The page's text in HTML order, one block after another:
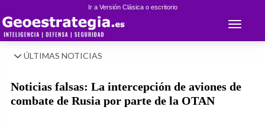
Ir a Versión Clásica o escritorio
Toggle
ÚLTIMAS NOTICIAS
Noticias falsas: La intercepción de aviones de
combate de Rusia por parte de la OTAN